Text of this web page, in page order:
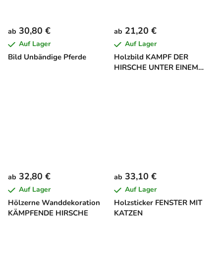
Bild Unbändige Pferde
ab 30,80 €
Auf Lager
Holzbild KAMPF DER
HIRSCHE UNTER EINEM
ab 21,20 €
Auf Lager
Hölzerne Wanddekoration
KÄMPFENDE HIRSCHE
ab 32,80 €
Auf Lager
Holzsticker FENSTER MIT
KATZEN
ab 33,10 €
Auf Lager